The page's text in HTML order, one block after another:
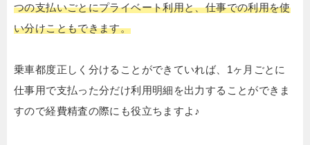
つの支払いごとにプライベート利用と、仕事での利用を使
い分けこともできます。
乗車都度正しく分けることができていれば、1ヶ月ごとに
仕事用で支払った分だけ利用明細を出力することができま
すので経費精査の際にも役立ちますよ♪